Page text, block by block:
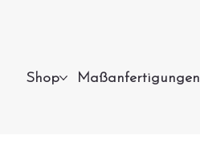
Shop Maßanfertigungen